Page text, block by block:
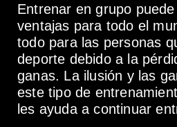
Entrenar en grupo
ventajas para todo el
todo para las personas
deporte debido a la
ganas. La ilusión y las
este tipo de
les ayuda a continuar